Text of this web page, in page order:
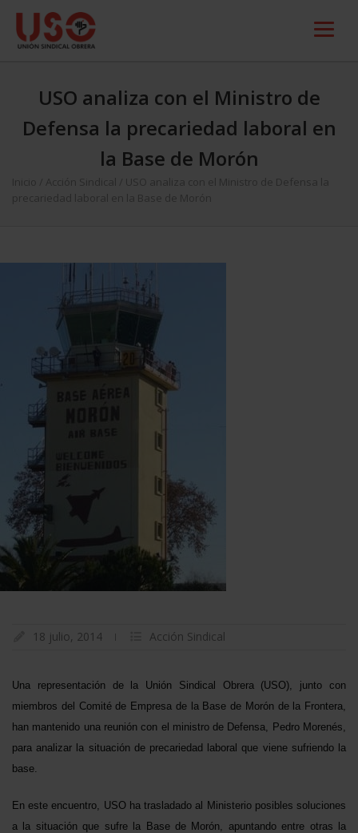
USO analiza con el Ministro de
Defensa la precariedad laboral en
la Base de Morón
Inicio Acción Sindical
USO analiza con el Ministro de Defensa la
precariedad laboral en la Base de Morón
18 julio, 2014 Acción Sindical
Una representación de la Unión Sindical Obrera (USO), junto con
miembros del Comité de Empresa de la Base de Morón de la Frontera,
han mantenido una reunión con el ministro de Defensa, Pedro Morenés,
para analizar la situación de precariedad laboral que viene sufriendo la
base.
En este encuentro, USO ha trasladado al Ministerio posibles soluciones
a la situación que sufre la Base de Morón, apuntando entre otras la